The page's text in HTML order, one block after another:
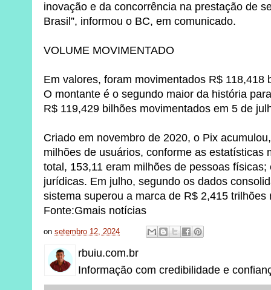
inovação e da concorrência na prestação de
Brasil”, informou o BC, em comunicado.
VOLUME MOVIMENTADO
Em valores, foram movimentados R$ 118,418
O montante é o segundo maior da história
R$ 119,429 bilhões movimentados em 5 de
Criado em novembro de 2020, o Pix
milhões de usuários, conforme as estatísticas
total, 153,11 eram milhões de pessoas
jurídicas. Em julho, segundo os dados
sistema superou a marca de R$ 2,415 trilhões
Fonte:Gmais notícias
onsetembro 12, 2024
rbuiu.com.br
Informação com credibilidade e